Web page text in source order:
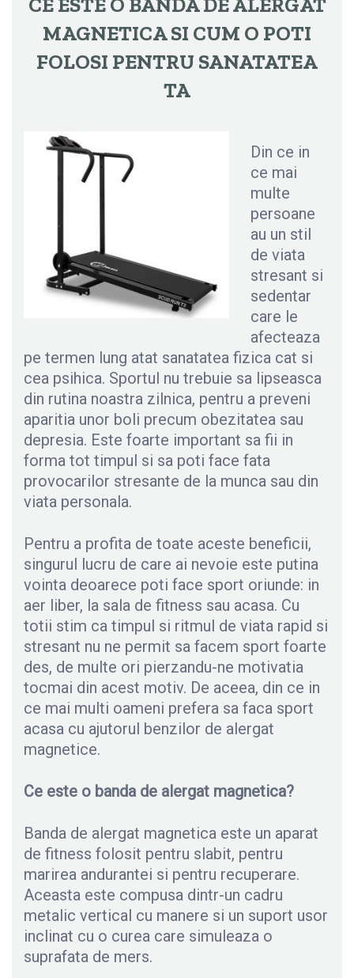
MAGNETICA SI CUM O POTI
FOLOSI PENTRU SANATATEA
TA
Din ce in
ce mai
multe
persoane
au un stil
de viata
stresant si
sedentar
care le
afecteaza
pe termen lung atat sanatatea fizica cat si
cea psihica. Sportul nu trebuie sa lipseasca
din rutina noastra zilnica, pentru a preveni
aparitia unor boli precum obezitatea sau
depresia. Este foarte important sa fii in
forma tot timpul si sa poti face fata
provocarilor stresante de la munca sau din
viata personala.
Pentru a profita de toate aceste beneficii,
singurul lucru de care ai nevoie este putina
vointa deoarece poti face sport oriunde: in
aer liber, la sala de fitness sau acasa. Cu
totii stim ca timpul si ritmul de viata rapid si
stresant nu ne permit sa facem sport foarte
des, de multe ori pierzandu-ne motivatia
tocmai din acest motiv. De aceea, din ce in
ce mai multi oameni prefera sa faca sport
acasa cu ajutorul benzilor de alergat
magnetice.
Ce este o banda de alergat magnetica?
Banda de alergat magnetica este un aparat
de fitness folosit pentru slabit, pentru
marirea andurantei si pentru recuperare.
Aceasta este compusa dintr-un cadru
metalic vertical cu manere si un suport usor
inclinat cu o curea care simuleaza o
suprafata de mers.